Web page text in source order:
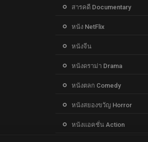
สารคดี Documentary
หนัง NetFlix
หนังจีน
หนังดราม่า Drama
หนังตลก Comedy
หนังสยองขวัญ Horror
หนังแอคชั่น Action